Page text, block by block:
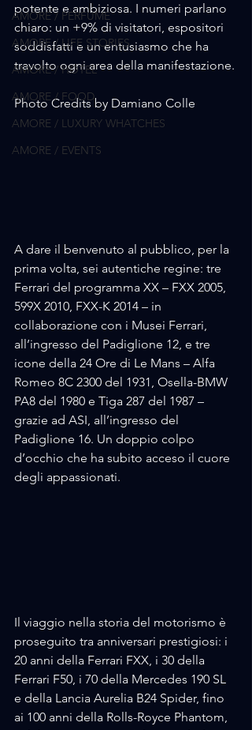
AMORE / PERFUME
AMORE / LIFE STORIES
AMORE / HOTEL
AMORE / FOOD
AMORE / LUXURY WHATCHES
AMORE / EVENTS
potente e ambiziosa. I numeri parlano
chiaro: un +9% di visitatori, espositori
soddisfatti e un entusiasmo che ha
travolto ogni area della manifestazione.
Photo Credits by Damiano Colle
A dare il benvenuto al pubblico, per la
prima volta, sei autentiche regine: tre
Ferrari del programma XX – FXX 2005,
599X 2010, FXX-K 2014 – in
collaborazione con i Musei Ferrari,
all’ingresso del Padiglione 12, e tre
icone della 24 Ore di Le Mans – Alfa
Romeo 8C 2300 del 1931, Osella-BMW
PA8 del 1980 e Tiga 287 del 1987 –
grazie ad ASI, all’ingresso del
Padiglione 16. Un doppio colpo
d’occhio che ha subito acceso il cuore
degli appassionati.
Il viaggio nella storia del motorismo è
proseguito tra anniversari prestigiosi: i
20 anni della Ferrari FXX, i 30 della
Ferrari F50, i 70 della Mercedes 190 SL
e della Lancia Aurelia B24 Spider, fino
ai 100 anni della Rolls-Royce Phantom,